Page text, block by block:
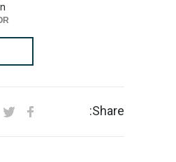
Share: